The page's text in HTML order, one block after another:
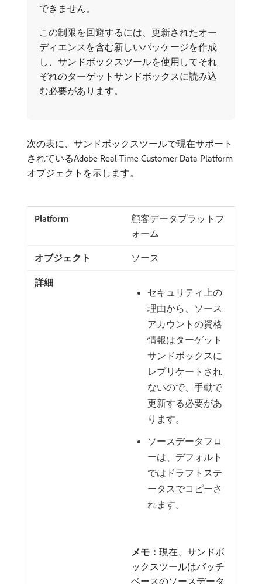
できません。
この制限を回避するには、更新されたオー
ディエンスを含む新しいパッケージを作成
し、サンドボックスツールを使用してそれ
ぞれのターゲットサンドボックスに読み込
む必要があります。
次の表に、サンドボックスツールで現在サポート
されているAdobe Real-Time Customer Data Platform
オブジェクトを示します。
顧客データプラットフ
ォーム
ソース
セキュリティ上の
理由から、ソース
アカウントの資格
情報はターゲット
サンドボックスに
レプリケートされ
ないので、手動で
更新する必要があ
ります。
ソースデータフロ
ーは、デフォルト
ではドラフトステ
ータスでコピーさ
れます。
メモ： ​現在、サンドボ
ックスツールはバッチ
ベースのソースデータ